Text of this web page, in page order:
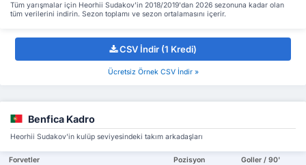
Tüm yarışmalar için Heorhii Sudakov'in 2018/2019'dan 2026 sezonuna kadar olan
tüm verilerini indirin. Sezon toplamı ve sezon ortalamasını içerir.
CSV İndir (1 Kredi)
Ücretsiz Örnek CSV İndir »
Benfica Kadro
Heorhii Sudakov'in kulüp seviyesindeki takım arkadaşları
Forvetler Pozisyon Goller / 90'